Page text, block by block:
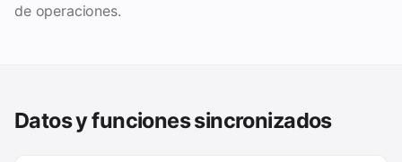
de operaciones.
Datos y funciones sincronizados